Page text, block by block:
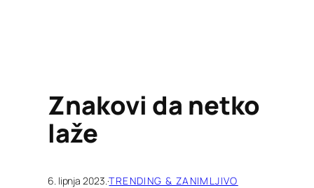
Znakovi da netko
laže
6. lipnja 2023. ·TRENDING & ZANIMLJIVO